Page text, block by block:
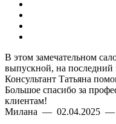
В этом замечательном
выпускной, на последний
Консультант Татьяна
Большое спасибо за
клиентам!
Милана — 02.04.2025 —